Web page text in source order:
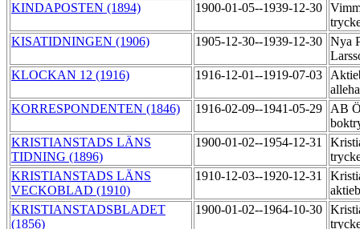
KINDAPOSTEN (1894)
1900-01-05--1939-12-30
KISATIDNINGEN (1906)
1905-12-30--1939-12-30 Nya
KLOCKAN 12 (1916)
1916-12-01--1919-07-03
KORRESPONDENTEN (1846)
1916-02-09--1941-05-29
AB
KRISTIANSTADS LÄNS
TIDNING (1896)
1900-01-02--1954-12-31
KRISTIANSTADS LÄNS
VECKOBLAD (1910)
1910-12-03--1920-12-31
KRISTIANSTADSBLADET
(1856)
1900-01-02--1964-10-30